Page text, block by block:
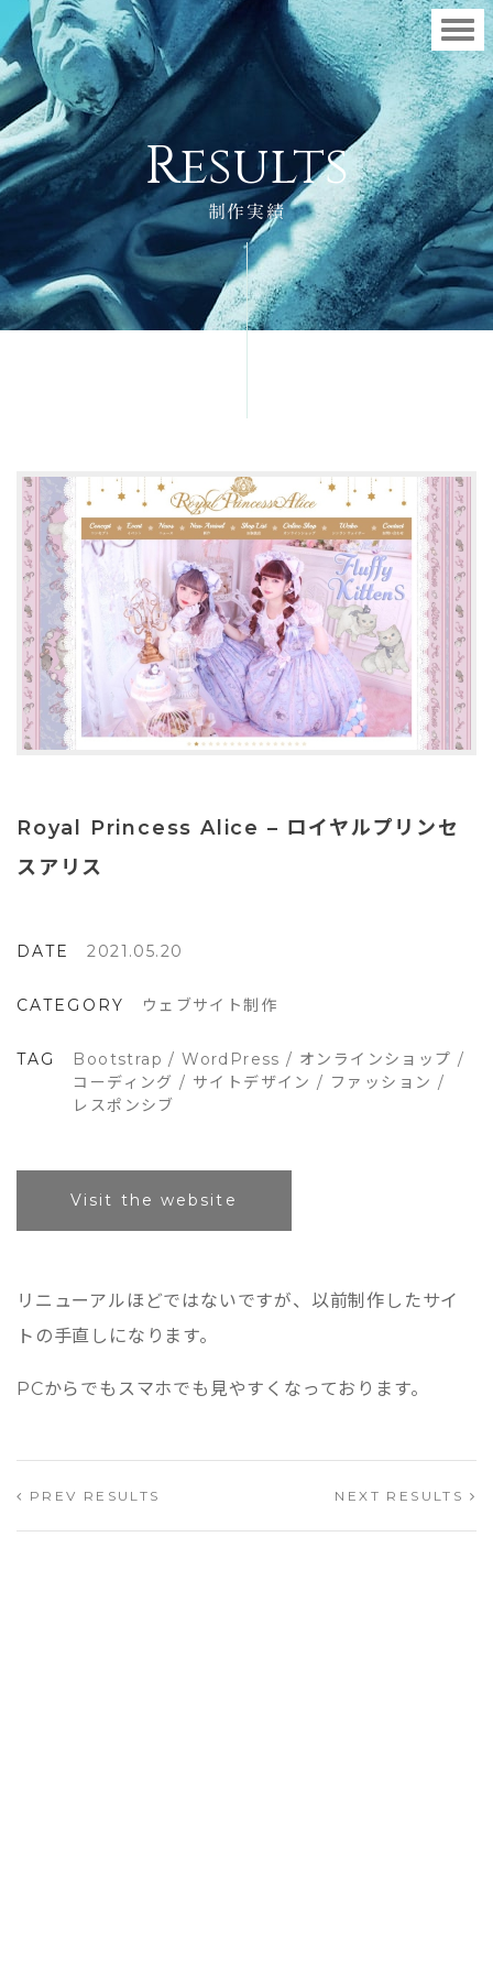
制作実績
Results
Royal Princess Alice – ロイヤルプリンセ
スアリス
DATE 2021.05.20
CATEGORY ウェブサイト制作
TAG Bootstrap /WordPress / オンラインショップ /
コーディング / サイトデザイン / ファッション /
レスポンシブ
Visit the website
リニューアルほどではないですが、以前制作したサイ
トの手直しになります。
PCからでもスマホでも見やすくなっております。
PREV RESULTS NEXT RESULTS